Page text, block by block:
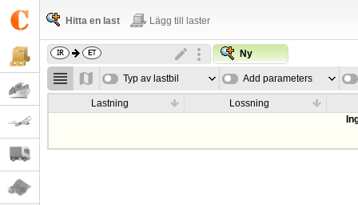
Hitta en last Lägg till laster
Ny
Typ av lastbil Add parameters
Lastning
Lossning